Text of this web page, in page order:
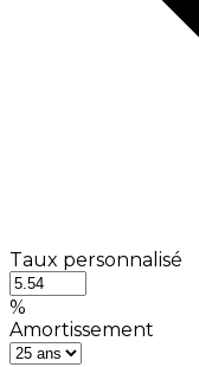
Taux personnalisé
%
Amortissement